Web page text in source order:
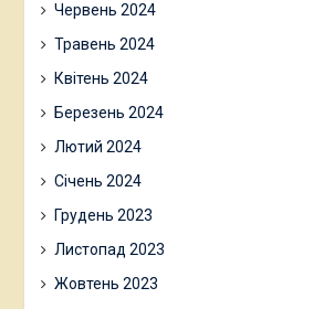
Червень 2024
Травень 2024
Квітень 2024
Березень 2024
Лютий 2024
Січень 2024
Грудень 2023
Листопад 2023
Жовтень 2023